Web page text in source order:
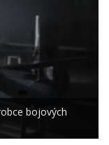
bojových